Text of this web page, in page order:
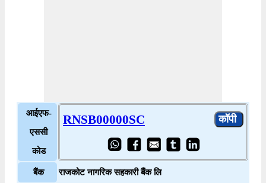
आईएफ-
एससी
कोड
RNSB00000SC
बैंक राजकोट नागरिक सहकारी बैंक लि